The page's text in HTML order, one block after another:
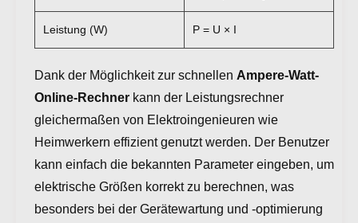
Leistung (W) P = U × I
Dank der Möglichkeit zur schnellen Ampere-Watt-
Online-Rechner kann der Leistungsrechner
gleichermaßen von Elektroingenieuren wie
Heimwerkern effizient genutzt werden. Der Benutzer
kann einfach die bekannten Parameter eingeben, um
elektrische Größen korrekt zu berechnen, was
besonders bei der Gerätewartung und -optimierung